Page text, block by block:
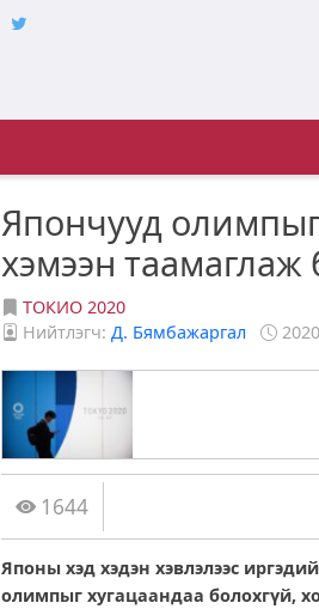
Япончууд
хэмээн таамаглаж
ТОКИО 2020
Нийтлэгч:Д. Бямбажаргал
1644
Японы хэд хэдэн хэвлэлээс
олимпыг хугацаандаа болохгүй,